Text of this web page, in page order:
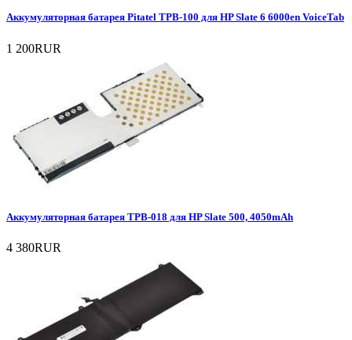
Аккумуляторная батарея Pitatel TPB-100 для HP Slate 6 6000en VoiceTab
1 200RUR
Аккумуляторная батарея TPB-018 для HP Slate 500, 4050mAh
4 380RUR